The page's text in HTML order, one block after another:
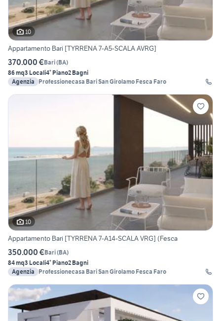
10
Appartamento Bari [TYRRENA 7-A5-SCALA AVRG]
370.000 €Bari(BA)
86 mq3 Locali4° Piano2 Bagni
Agenzia
Professionecasa Bari San Girolamo Fesca Faro
10
Appartamento Bari [TYRRENA 7-A14-SCALA VRG] (Fesca
350.000 €Bari(BA)
84 mq3 Locali4° Piano2 Bagni
Agenzia
Professionecasa Bari San Girolamo Fesca Faro